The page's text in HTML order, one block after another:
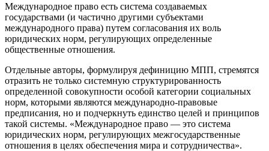
Международное право есть система создаваемых
государствами (и частично другими субъектами
международного права) путем согласования их воль
юридических норм, регулирующих определенные
общественные отношения.
Отдельные авторы, формулируя дефиницию МПП, стремятся
отразить не только системную структурированность
определенной совокупности особой категории социальных
норм, которыми являются международно-правовые
предписания, но и подчеркнуть единство целей и принципов
такой системы. «Международное право — это система
юридических норм, регулирующих межгосударственные
отношения в целях обеспечения мира и сотрудничества».